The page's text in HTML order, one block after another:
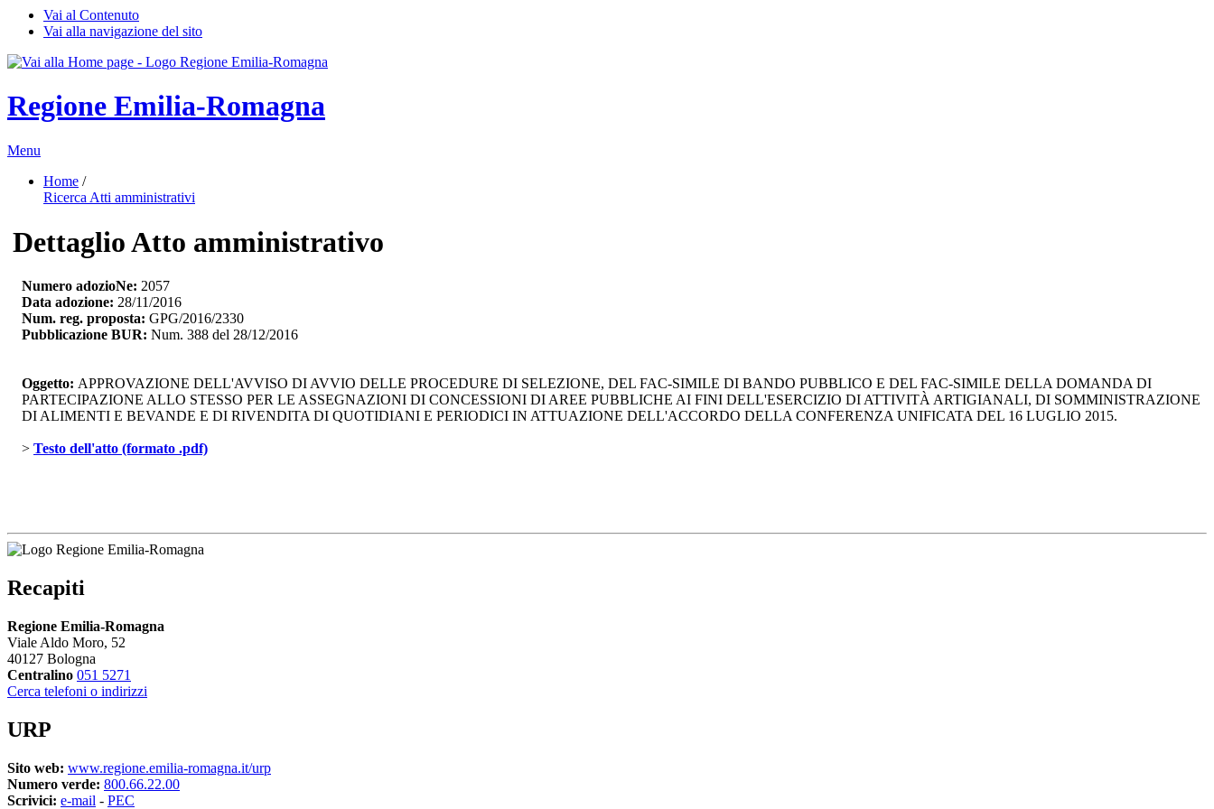
Vai al Contenuto
Vai alla navigazione del sito
Regione Emilia-Romagna
Menu
Home /
Ricerca Atti amministrativi
Dettaglio Atto amministrativo
Numero adozioNe: 2057
Data adozione: 28/11/2016
Num. reg. proposta: GPG/2016/2330
Pubblicazione BUR: Num. 388 del 28/12/2016
Oggetto: APPROVAZIONE DELL'AVVISO DI AVVIO DELLE PROCEDURE DI SELEZIONE, DEL FAC-SIMILE DI BANDO PUBBLICO E DEL FAC-SIMILE DELLA DOMANDA DI
PARTECIPAZIONE ALLO STESSO PER LE ASSEGNAZIONI DI CONCESSIONI DI AREE PUBBLICHE AI FINI DELL'ESERCIZIO DI ATTIVITÀ ARTIGIANALI, DI SOMMINISTRAZIONE
DI ALIMENTI E BEVANDE E DI RIVENDITA DI QUOTIDIANI E PERIODICI IN ATTUAZIONE DELL'ACCORDO DELLA CONFERENZA UNIFICATA DEL 16 LUGLIO 2015.
> Testo dell'atto (formato .pdf)
Recapiti
Regione Emilia-Romagna
Viale Aldo Moro, 52
40127 Bologna
Centralino 051 5271
Cerca telefoni o indirizzi
URP
Sito web: www.regione.emilia-romagna.it/urp
Numero verde: 800.66.22.00
Scrivici: e-mail - PEC